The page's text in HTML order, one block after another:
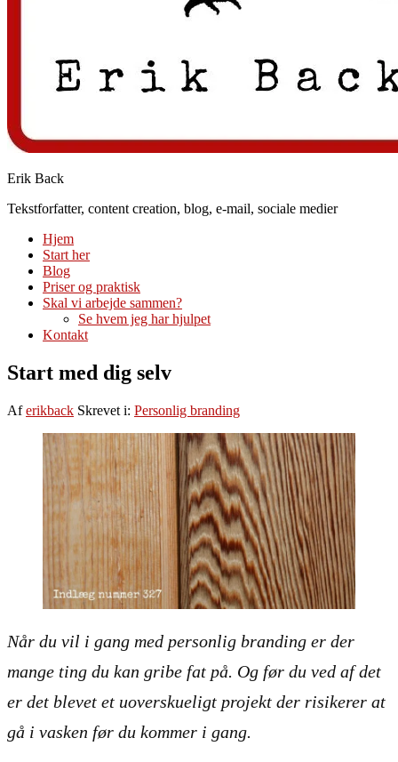
Erik Back
Tekstforfatter, content creation, blog, e-mail, sociale medier
Hjem
Start her
Blog
Priser og praktisk
Skal vi arbejde sammen?
Se hvem jeg har hjulpet
Kontakt
Start med dig selv
Aferikback Skrevet i: Personlig branding
Når du vil i gang med personlig branding er der
mange ting du kan gribe fat på. Og før du ved af det
er det blevet et uoverskueligt projekt der risikerer at
gå i vasken før du kommer i gang.